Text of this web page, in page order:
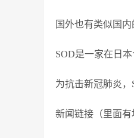
国外也有类似国内
SOD是一家在日
为抗击新冠肺炎，
新闻链接（里面有